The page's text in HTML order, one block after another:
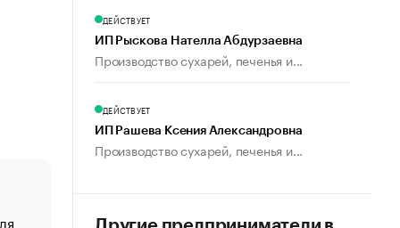
«От спорта тело стареет иначе». Как живет глава
ДЕЙСТВУЕТ
ИП Рыскова Нателла Абдурзаевна
Производство сухарей, печенья и...
ДЕЙСТВУЕТ
ИП Рашева Ксения Александровна
Производство сухарей, печенья и...